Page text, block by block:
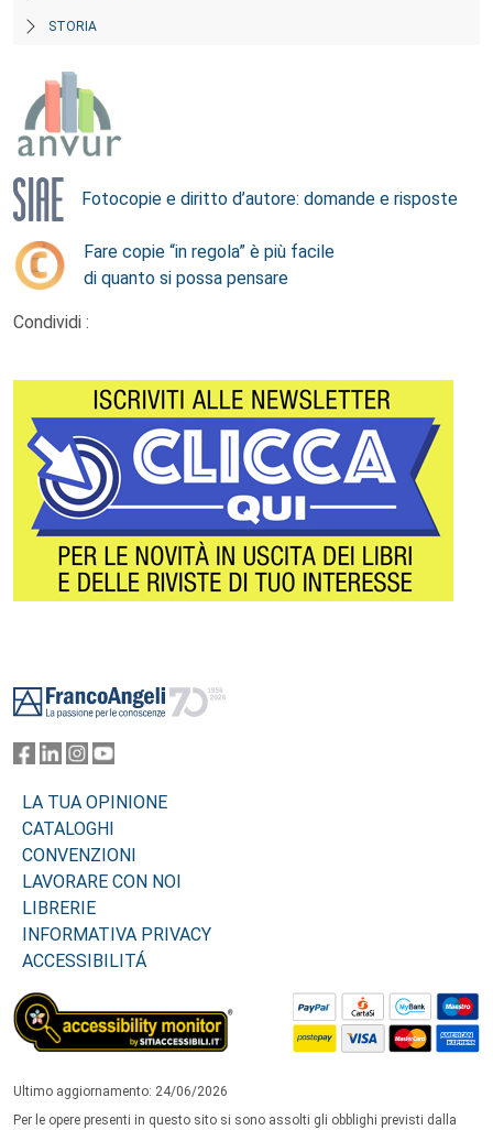
STORIA
Fotocopie e diritto d’autore: domande e risposte
Fare copie “in regola” è più facile
di quanto si possa pensare
Condividi :
LA TUA OPINIONE
CATALOGHI
CONVENZIONI
LAVORARE CON NOI
LIBRERIE
INFORMATIVA PRIVACY
ACCESSIBILITÁ
Ultimo aggiornamento: 24/06/2026
Per le opere presenti in questo sito si sono assolti gli obblighi previsti dalla